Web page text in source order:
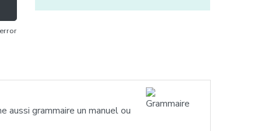
grammaire un manuel ou